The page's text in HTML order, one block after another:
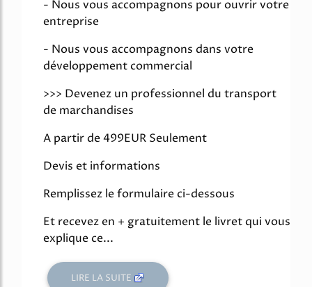
- Nous vous accompagnons pour ouvrir votre
entreprise
- Nous vous accompagnons dans votre
développement commercial
>>> Devenez un professionnel du transport
de marchandises
A partir de 499EUR Seulement
Devis et informations
Remplissez le formulaire ci-dessous
Et recevez en + gratuitement le livret qui vous
explique ce...
LIRE LA SUITE